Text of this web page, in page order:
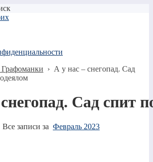
› А у нас – снегопад. Сад
Сад спит
Все записи за Февраль 2023